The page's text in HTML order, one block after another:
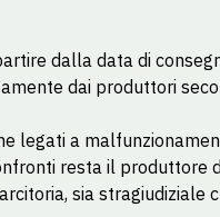
dalla data di
dai produttori
legati a
resta il
sia stragiudiziale